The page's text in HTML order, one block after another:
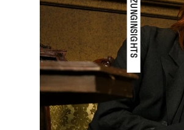
INSIGHTS